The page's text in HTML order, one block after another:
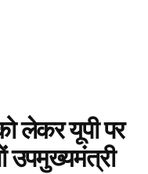
लेकर यूपी पर
उपमुख्यमंत्री